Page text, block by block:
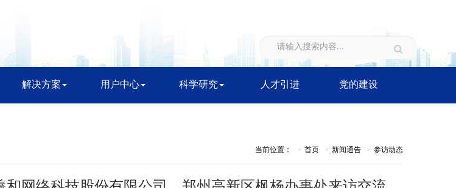
解决方案 用户中心 科学研究 人才引进 党的建设
当前位置： 首页 新闻通告 参访动态